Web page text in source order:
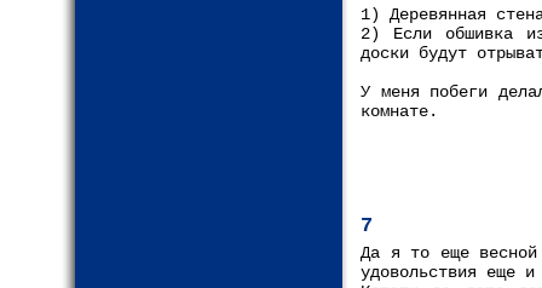
1) Деревянная
2) Если обшивка
доски будут
У меня побеги
комнате.
7
Да я то еще
удовольствия еще